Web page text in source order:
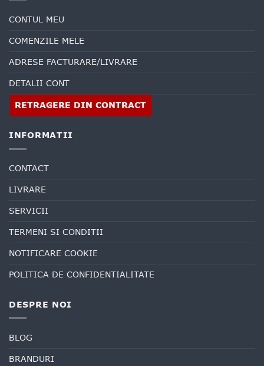
CONTUL MEU
COMENZILE MELE
ADRESE FACTURARE/LIVRARE
DETALII CONT
RETRAGERE DIN CONTRACT
INFORMATII
CONTACT
LIVRARE
SERVICII
TERMENI SI CONDITII
NOTIFICARE COOKIE
POLITICA DE CONFIDENTIALITATE
DESPRE NOI
BLOG
BRANDURI